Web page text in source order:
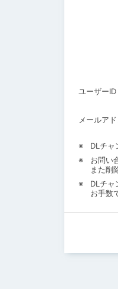
ユーザーID
メールア
DLチャ
お問い
また削
DLチャ
お手数